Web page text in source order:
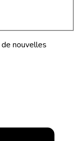
nouvelles